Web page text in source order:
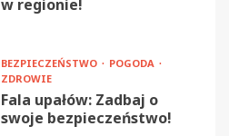
w regionie!
BEZPIECZEŃSTWO
POGODA
ZDROWIE
Fala upałów: Zadbaj o
swoje bezpieczeństwo!